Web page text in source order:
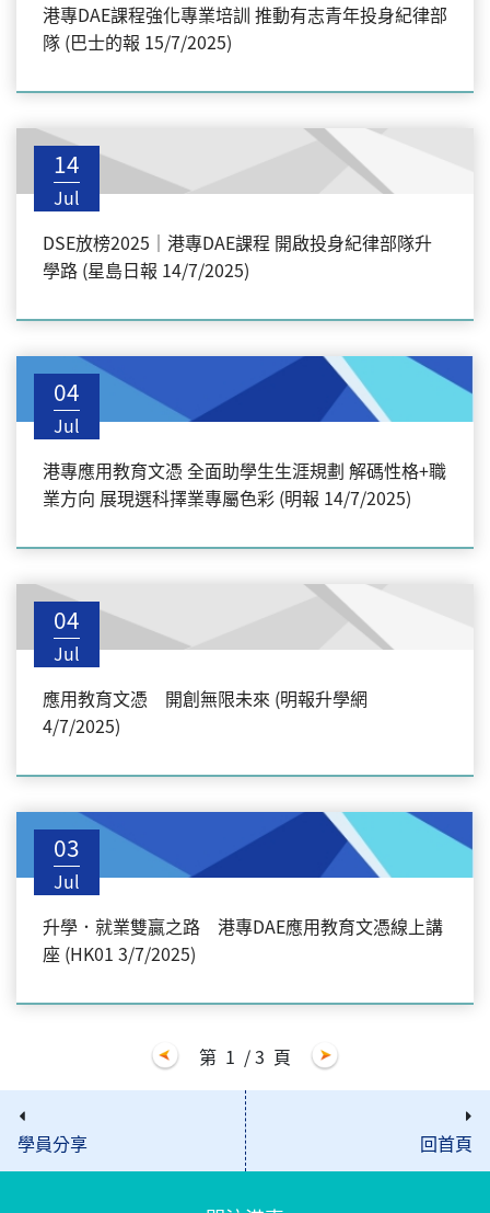
港專DAE課程強化專業培訓 推動有志青年投身紀律部
隊 (巴士的報 15/7/2025)
14
Jul
DSE放榜2025｜港專DAE課程 開啟投身紀律部隊升
學路 (星島日報 14/7/2025)
04
Jul
港專應用教育文憑 全面助學生生涯規劃 解碼性格+職
業方向 展現選科擇業專屬色彩 (明報 14/7/2025)
04
Jul
應用教育文憑 開創無限未來 (明報升學網
4/7/2025)
03
Jul
升學．就業雙贏之路 港專DAE應用教育文憑線上講
座 (HK01 3/7/2025)
第 1 / 3 頁
學員分享 回首頁